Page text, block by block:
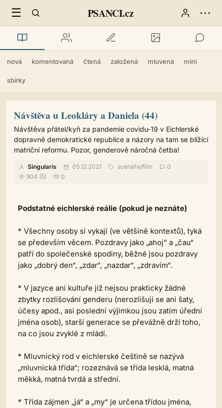
☰ PSANCI.cz ⋯
nová komentovaná čtená založená mluvená mini
sbírky
Návštěva u Leokláry a Daniela (44)
Návštěva přátel/kyň za pandemie covidu-19 v Eichlerské
dopravně demokratické republice a názory na tam se blížící
matriční reformu. Pozor, genderově náročná četba!
Singularis 05.12.2021 scénáře/film
0
904 (5)
0
Podstatné eichlerské reálie (pokud je neznáte)
* Všechny osoby si vykají (ve většině kontextů), tyká
se především věcem. Pozdravy jako „ahoj“ a „čau“
patří do společenské spodiny, běžné jsou pozdravy
jako „dobrý den“, „zdar“, „nazdar“, „zdravím“.
* V jazyce ani kultuře již nejsou prakticky žádné
zbytky rozlišování genderu (nerozlišují se ani šaty,
účesy apod., asi poslední výjimkou jsou zatím úřední
jména osob), starší generace se převážně drží toho,
na co jsou zvyklé z mládí.
* Mluvnický rod v eichlerské češtině se nazývá
„mluvnická třída“; rozeznává se třída lesklá, matná
měkká, matná tvrdá a střední.
* Třída zájmen „já“ a „my“ je určena třídou jména,